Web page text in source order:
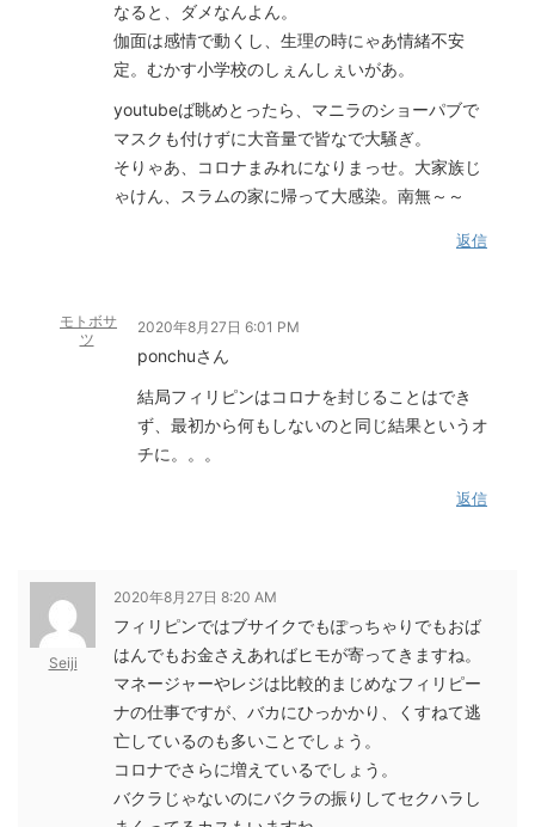
なると、ダメなんよん。
伽面は感情で動くし、生理の時にゃあ情緒不安
定。むかす小学校のしぇんしぇいがあ。
youtubeば眺めとったら、マニラのショーパブで
マスクも付けずに大音量で皆なで大騒ぎ。
そりゃあ、コロナまみれになりまっせ。大家族じ
ゃけん、スラムの家に帰って大感染。南無～～
返信
モトボサ
ツ
2020年8月27日 6:01 PM
ponchuさん
結局フィリピンはコロナを封じることはでき
ず、最初から何もしないのと同じ結果というオ
チに。。。
返信
Seiji
2020年8月27日 8:20 AM
フィリピンではブサイクでもぽっちゃりでもおば
はんでもお金さえあればヒモが寄ってきますね。
マネージャーやレジは比較的まじめなフィリピー
ナの仕事ですが、バカにひっかかり、くすねて逃
亡しているのも多いことでしょう。
コロナでさらに増えているでしょう。
バクラじゃないのにバクラの振りしてセクハラし